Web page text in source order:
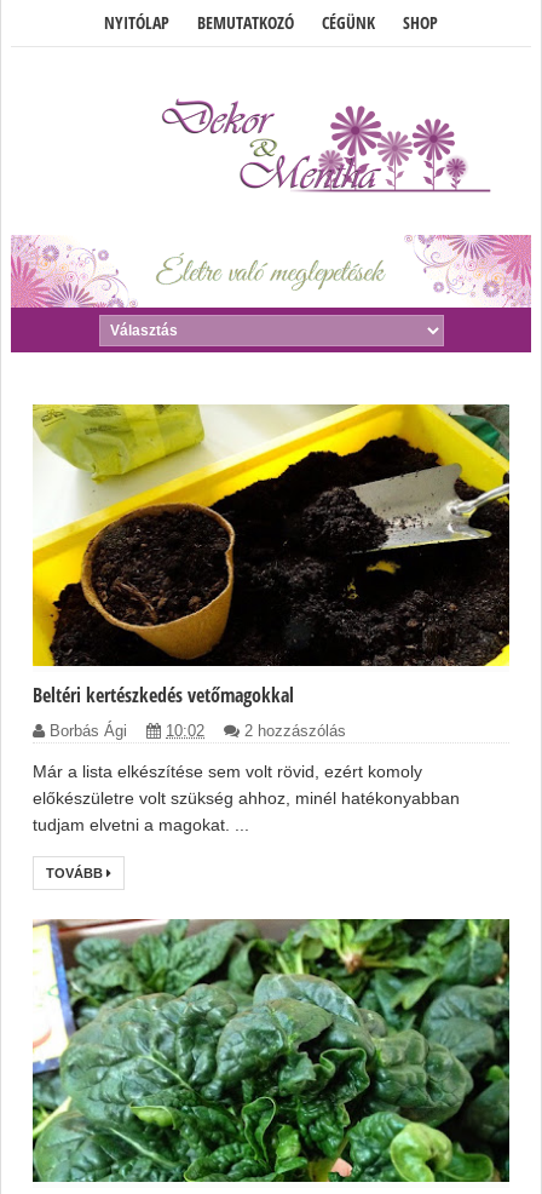
NYITÓLAP BEMUTATKOZÓ CÉGÜNK SHOP
Beltéri kertészkedés vetőmagokkal
Borbás Ági 10:02 2 hozzászólás
Már a lista elkészítése sem volt rövid, ezért komoly
előkészületre volt szükség ahhoz, minél hatékonyabban
tudjam elvetni a magokat. ...
TOVÁBB